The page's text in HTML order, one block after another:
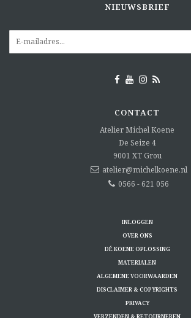
NIEUWSBRIEF
CONTACT
Atelier Michel Koene
De Seize 4
9001 XT Grou
atelier@michelkoene.nl
0566 - 621 056
INLOGGEN
OVER ONS
DÉ KOENE OPLOSSING
MATERIALEN
ALGEMENE VOORWAARDEN
DISCLAIMER & COPYRIGHTS
PRIVACY